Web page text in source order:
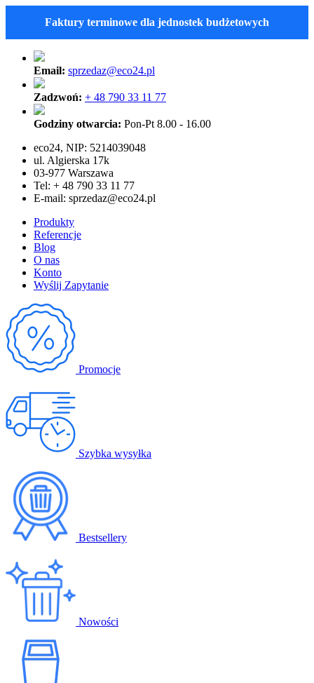
Faktury terminowe dla jednostek budżetowych
Email: sprzedaz@eco24.pl
Zadzwoń: + 48 790 33 11 77
Godziny otwarcia: Pon-Pt 8.00 - 16.00
eco24, NIP: 5214039048
ul. Algierska 17k
03-977 Warszawa
Tel: + 48 790 33 11 77
E-mail: sprzedaz@eco24.pl
Produkty
Referencje
Blog
O nas
Konto
Wyślij Zapytanie
Promocje
Szybka wysyłka
Bestsellery
Nowości